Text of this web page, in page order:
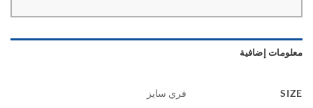
إضافية
فري سايز